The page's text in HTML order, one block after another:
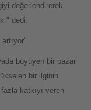
değerlendirerek
dedi.
büyüyen bir pazar
bir ilginin
katkıyı veren